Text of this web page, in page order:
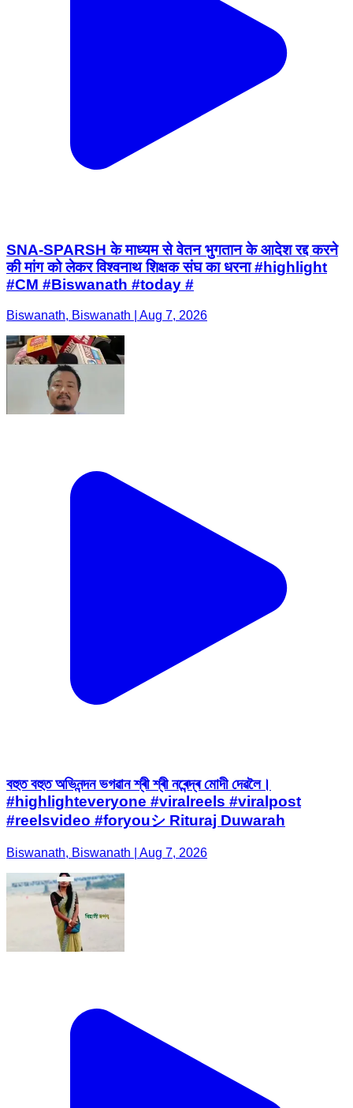
SNA-SPARSH के माध्यम से वेतन भुगतान के आदेश रद्द करने
की मांग को लेकर विश्वनाथ शिक्षक संघ का धरना #highlight
#CM #Biswanath #today #
Biswanath, Biswanath | Aug 7, 2026
বহুত বহুত অভিনন্দন ভগৱান শ্ৰী শ্ৰী নৰেন্দ্ৰ মোদী দেৱলৈ।
#highlighteveryone #viralreels #viralpost
#reelsvideo #foryouシ Rituraj Duwarah
Biswanath, Biswanath | Aug 7, 2026